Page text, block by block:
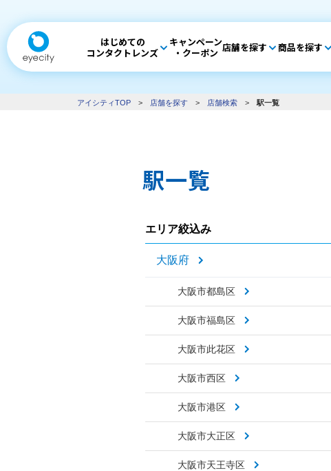
はじめての
コンタクトレンズ
キャンペーン
・クーポン 店舗を探す 商品を探す
アイシティTOP > 店舗を探す > 店舗検索 > 駅一覧
駅一覧
エリア絞込み
大阪府
大阪市都島区
大阪市福島区
大阪市此花区
大阪市西区
大阪市港区
大阪市大正区
大阪市天王寺区